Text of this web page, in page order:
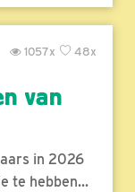
48x
1057x
van
in 2026
te hebben...